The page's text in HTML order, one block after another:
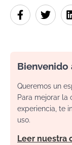
Bienvenido
Queremos un
Para mejorar la
experiencia, te
uso.
Leer nuestra